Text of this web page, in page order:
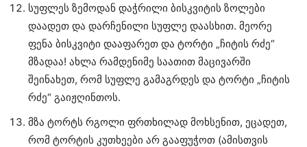
სუფლეს ზემოდან დაჭრილი ბისკვიტის ზოლები
დაადეთ და დარჩენილი სუფლე დაასხით. მეორე
ფენა ბისკვიტი დააფარეთ და ტორტი „ჩიტის რძე“
მზადაა! ახლა რამდენიმე საათით მაცივარში
შეინახეთ, რომ სუფლე გამაგრდეს და ტორტი „ჩიტის
რძე“ გაიჟღინთოს.
მზა ტორტს რგოლი ფრთხილად მოხსენით, ეცადეთ,
რომ ტორტის კუთხეები არ გააფუჭოთ (ამისთვის